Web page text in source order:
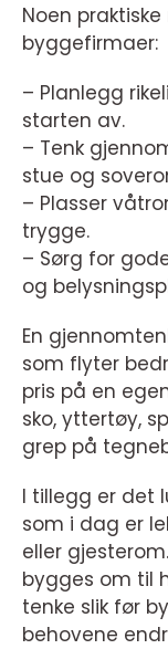
Noen
byggefirmaer:
– Planlegg
starten av.
– Tenk
stue og
– Plasser
trygge.
– Sørg for
og
En
som flyter
pris på en
sko, yttertøy,
grep på
I tillegg er det
som i dag er
eller
bygges om til
tenke slik før
behovene